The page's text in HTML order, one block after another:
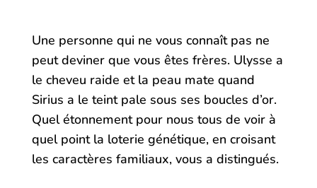
Une personne qui ne vous connaît pas ne
peut deviner que vous êtes frères. Ulysse a
le cheveu raide et la peau mate quand
Sirius a le teint pale sous ses boucles d’or.
Quel étonnement pour nous tous de voir à
quel point la loterie génétique, en croisant
les caractères familiaux, vous a distingués.